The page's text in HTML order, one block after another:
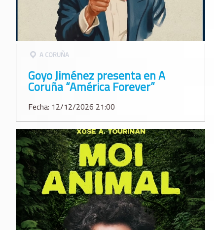
A CORUÑA
Goyo Jiménez presenta en A
Coruña “América Forever”
Fecha: 12/12/2026 21:00